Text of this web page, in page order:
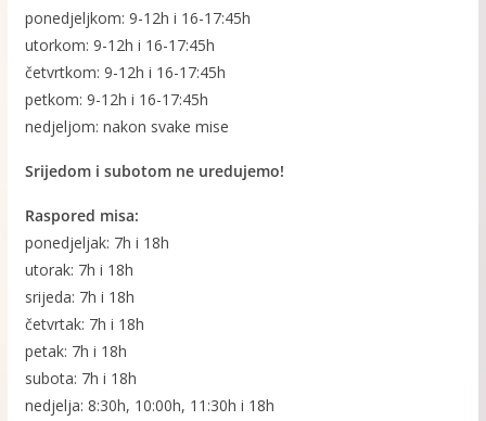
ponedjeljkom: 9-12h i 16-17:45h
utorkom: 9-12h i 16-17:45h
četvrtkom: 9-12h i 16-17:45h
petkom: 9-12h i 16-17:45h
nedjeljom: nakon svake mise
Srijedom i subotom ne uredujemo!
Raspored misa:
ponedjeljak: 7h i 18h
utorak: 7h i 18h
srijeda: 7h i 18h
četvrtak: 7h i 18h
petak: 7h i 18h
subota: 7h i 18h
nedjelja: 8:30h, 10:00h, 11:30h i 18h